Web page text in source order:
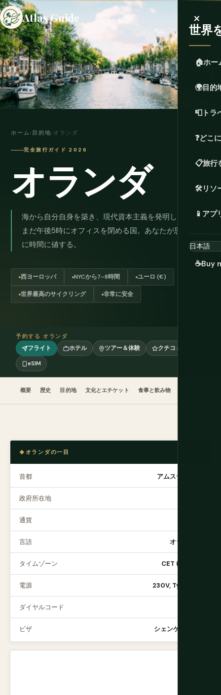
Atlas Guide ×
世界
🏠ホー
🌍目的
📮 トラ
❓どこ
📋旅行
🛠️リソ
📱 アプ
☕Buy
ホーム› 目的地› オランダ
完全旅行ガイド 2026
オランダ
海から自分自身を築き、現代資本主義を発明し、なぜか
まだ午後5時にオフィスを閉める国。あなたが思う以上
に時間に値する。
西ヨーロッパ NYCから7–8時間 ユーロ (€)
世界最高のサイクリング 非常に安全
予約する オランダ
フライト ホテル ツアー＆体験
クチコミ
eSIM
概要 歴史 目的地 文化とエチケット 食事と飲み物
オランダの一目
首都 アムステルダム
政府所在地
通貨
言語 オランダ語
タイムゾーン CET (UTC+1)
電源 230V, Type C/F
ダイヤルコード
ビザ シェンゲン90日